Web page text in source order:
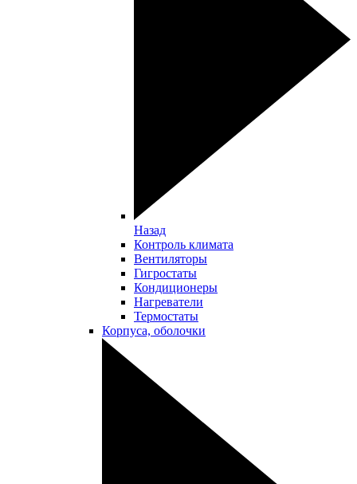
Назад
Контроль климата
Вентиляторы
Гигростаты
Кондиционеры
Нагреватели
Термостаты
Корпуса, оболочки